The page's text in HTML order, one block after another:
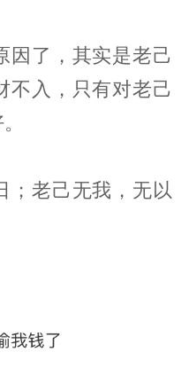
因了，其实是老己
不入，只有对老己
；老己无我，无以